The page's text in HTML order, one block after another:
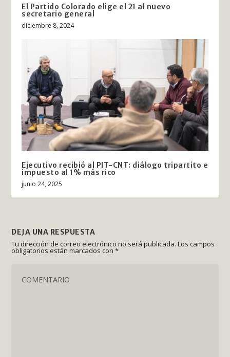
El Partido Colorado elige el 21 al nuevo
secretario general
diciembre 8, 2024
Ejecutivo recibió al PIT-CNT: diálogo tripartito e
impuesto al 1% más rico
junio 24, 2025
DEJA UNA RESPUESTA
Tu dirección de correo electrónico no será publicada. Los campos
obligatorios están marcados con*